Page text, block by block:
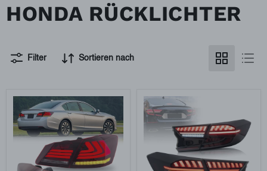
HONDA RÜCKLICHTER
Filter Sortieren nach